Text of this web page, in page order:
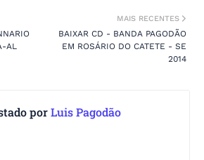
MAIS RECENTES
BAIXAR CD - BANDA PAGODÃO
EM ROSÁRIO DO CATETE - SE
2014
AL
porLuis Pagodão